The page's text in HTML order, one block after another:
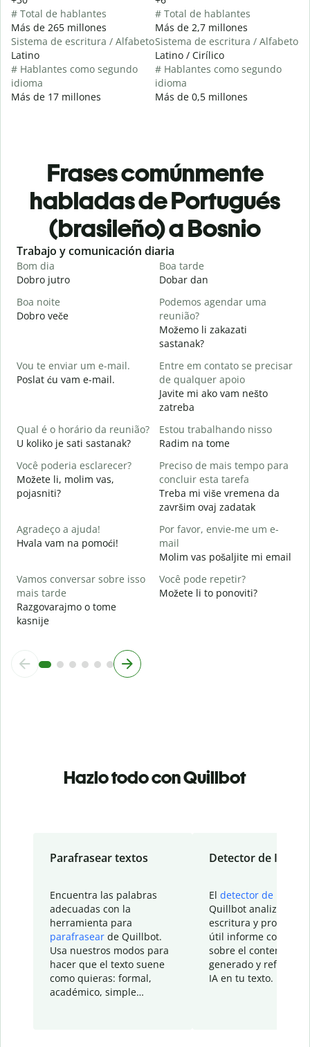
# Total de hablantes
Más de 265 millones
Sistema de escritura / Alfabeto
Latino
# Hablantes como segundo
idioma
Más de 17 millones
# Total de hablantes
Más de 2,7 millones
Sistema de escritura / Alfabeto
Latino / Cirílico
# Hablantes como segundo
idioma
Más de 0,5 millones
Frases comúnmente
habladas de Portugués
(brasileño) a Bosnio
Slide 1 of 6
Trabajo y comunicación diaria
Bom dia
Dobro jutro
Boa tarde
Dobar dan
Boa noite
Dobro veče
Podemos agendar uma
reunião?
Možemo li zakazati
sastanak?
Vou te enviar um e-mail.
Poslat ću vam e-mail.
Entre em contato se precisar
de qualquer apoio
Javite mi ako vam nešto
zatreba
Qual é o horário da reunião?
U koliko je sati sastanak?
Estou trabalhando nisso
Radim na tome
Você poderia esclarecer?
Možete li, molim vas,
pojasniti?
Preciso de mais tempo para
concluir esta tarefa
Treba mi više vremena da
završim ovaj zadatak
Agradeço a ajuda!
Hvala vam na pomoći!
Por favor, envie-me um e-
mail
Molim vas pošaljite mi email
Vamos conversar sobre isso
mais tarde
Razgovarajmo o tome
kasnije
Você pode repetir?
Možete li to ponoviti?
Hazlo todo con Quillbot
Parafrasear textos
Encuentra las palabras
adecuadas con la
herramienta para
parafrasear de Quillbot.
Usa nuestros modos para
hacer que el texto suene
como quieras: formal,
académico, simple…
Detector de IA
El detector de IA
Quillbot analiza tu
escritura y
útil informe con
sobre el contenido
generado y refinado
IA en tu texto.